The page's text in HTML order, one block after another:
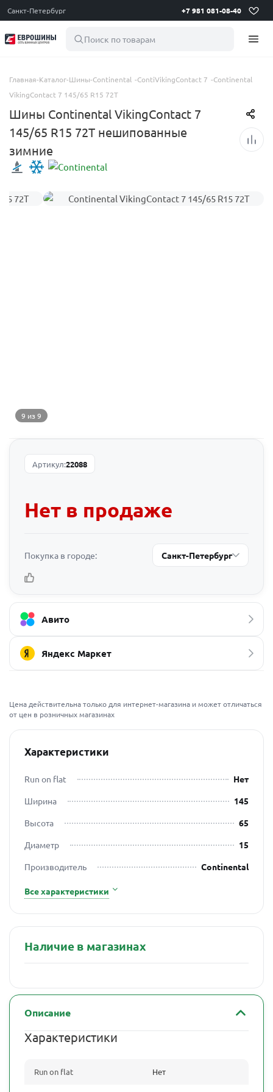
Санкт-Петербург +7 981 081-08-40
Поиск по товарам
Главная-Каталог-Шины-Continental -ContiVikingContact 7 -Continental
VikingContact 7 145/65 R15 72T
Шины Continental VikingContact 7
145/65 R15 72T нешипованные
зимние
9 из 9
Артикул:22088
Нет в продаже
Покупка в городе: Санкт-Петербург
Авито
Яндекс Маркет
Цена действительна только для интернет-магазина и может отличаться
от цен в розничных магазинах
Характеристики
Run on flat
Нет
Ширина
145
Высота
65
Диаметр
15
Производитель
Continental
Все характеристики
Наличие в магазинах
Описание
Характеристики
Run on flat Нет